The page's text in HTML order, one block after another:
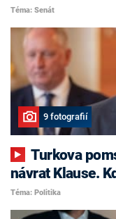
Téma: Senát
9 fotografií
Turkova pomsta, nekonfliktní Havlíček i
návrat Klause.
Téma: Politika